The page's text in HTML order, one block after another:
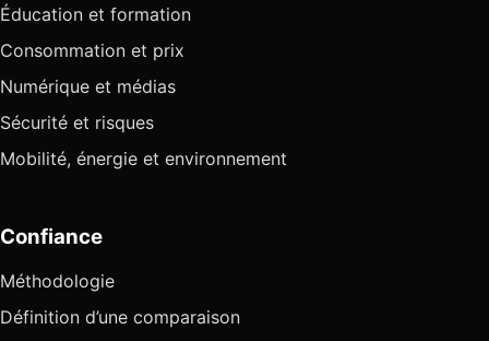
Éducation et formation
Consommation et prix
Numérique et médias
Sécurité et risques
Mobilité, énergie et environnement
Confiance
Méthodologie
Définition d’une comparaison